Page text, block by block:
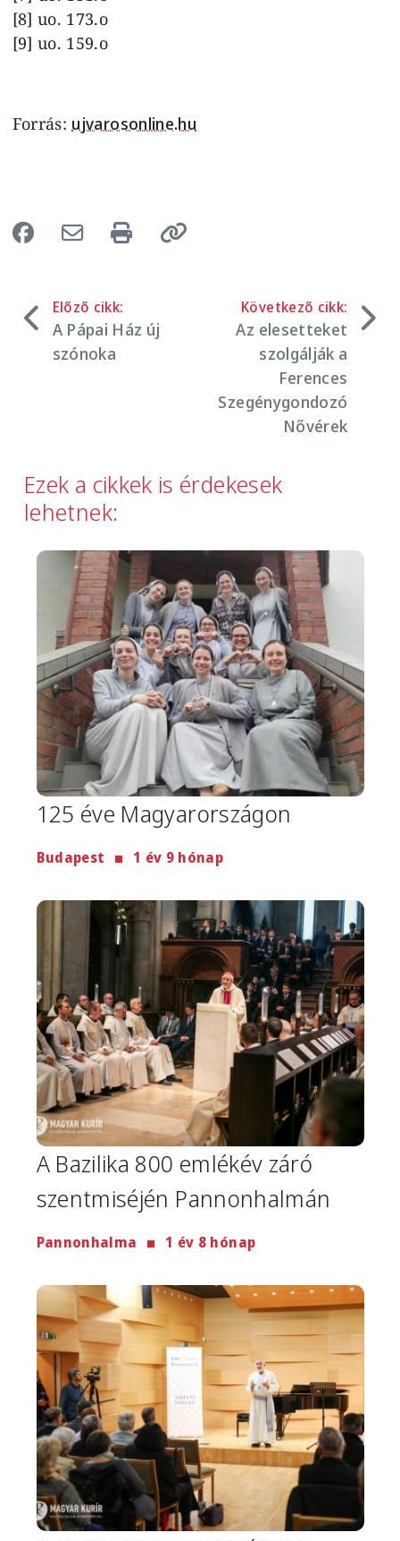
[8] uo. 173.o
[9] uo. 159.o
Forrás: ujvarosonline.hu
Előző cikk:
A Pápai Ház új
szónoka
Következő cikk:
Az elesetteket
szolgálják a
Ferences
Szegénygondozó
Nővérek
Ezek a cikkek is érdekesek
lehetnek:
Image
125 éve Magyarországon
Budapest 1 év 9 hónap
Image
A Bazilika 800 emlékév záró
szentmiséjén Pannonhalmán
Pannonhalma 1 év 8 hónap
Image